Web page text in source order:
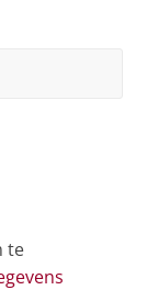
te